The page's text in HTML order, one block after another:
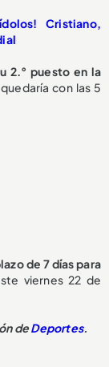
Cristiano,
2.° puesto en la
con las 5
de 7 días para
viernes 22 de
deDeportes.